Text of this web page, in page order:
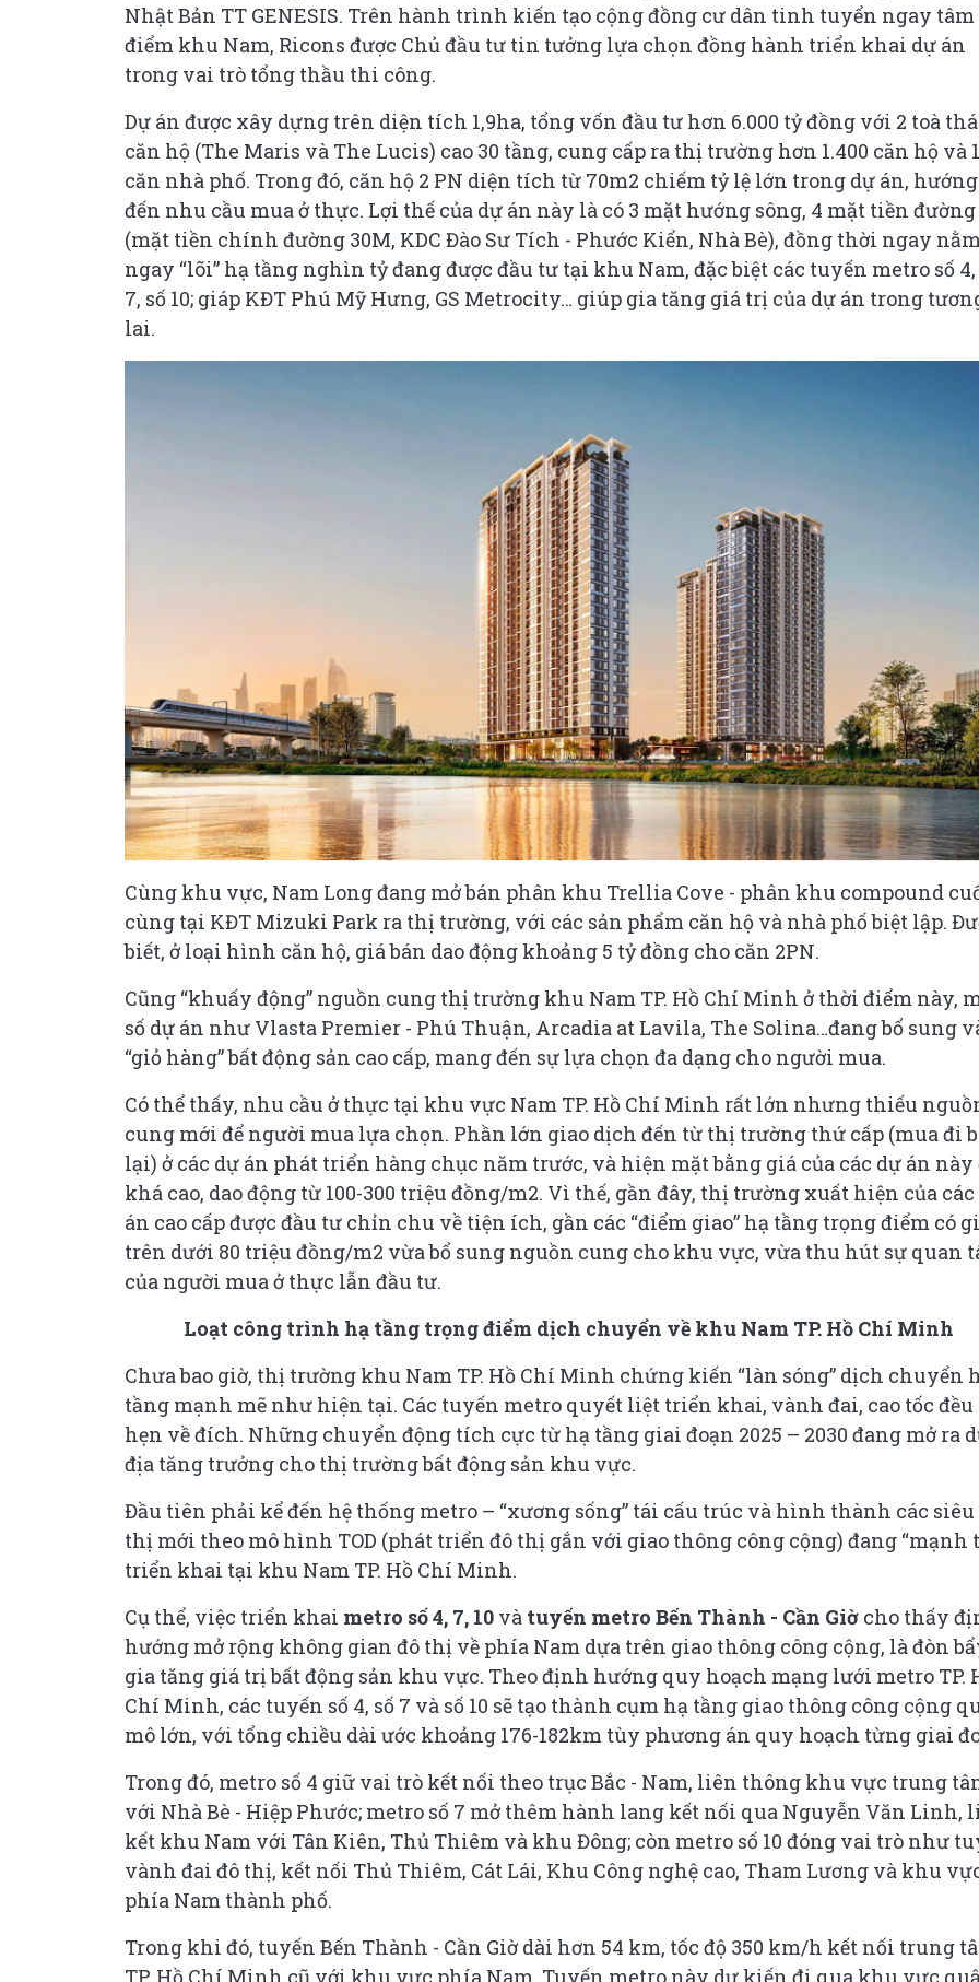
Nhật Bản TT GENESIS. Trên hành trình kiến tạo cộng đồng cư dân tinh tuyển ngay tâm
điểm khu Nam, Ricons được Chủ đầu tư tin tưởng lựa chọn đồng hành triển khai dự án
trong vai trò tổng thầu thi công.
Dự án được xây dựng trên diện tích 1,9ha, tổng vốn đầu tư hơn 6.000 tỷ đồng với 2 toà
căn hộ (The Maris và The Lucis) cao 30 tầng, cung cấp ra thị trường hơn 1.400 căn hộ và
căn nhà phố. Trong đó, căn hộ 2 PN diện tích từ 70m2 chiếm tỷ lệ lớn trong dự án, hướng
đến nhu cầu mua ở thực. Lợi thế của dự án này là có 3 mặt hướng sông, 4 mặt tiền đường
(mặt tiền chính đường 30M, KDC Đào Sư Tích - Phước Kiển, Nhà Bè), đồng thời ngay
ngay “lõi” hạ tầng nghìn tỷ đang được đầu tư tại khu Nam, đặc biệt các tuyến metro số 4,
7, số 10; giáp KĐT Phú Mỹ Hưng, GS Metrocity… giúp gia tăng giá trị của dự án trong
lai.
Cùng khu vực, Nam Long đang mở bán phân khu Trellia Cove - phân khu compound
cùng tại KĐT Mizuki Park ra thị trường, với các sản phẩm căn hộ và nhà phố biệt lập.
biết, ở loại hình căn hộ, giá bán dao động khoảng 5 tỷ đồng cho căn 2PN.
Cũng “khuấy động” nguồn cung thị trường khu Nam TP. Hồ Chí Minh ở thời điểm này,
số dự án như Vlasta Premier - Phú Thuận, Arcadia at Lavila, The Solina…đang bổ sung
“giỏ hàng” bất động sản cao cấp, mang đến sự lựa chọn đa dạng cho người mua.
Có thể thấy, nhu cầu ở thực tại khu vực Nam TP. Hồ Chí Minh rất lớn nhưng thiếu
cung mới để người mua lựa chọn. Phần lớn giao dịch đến từ thị trường thứ cấp (mua đi
lại) ở các dự án phát triển hàng chục năm trước, và hiện mặt bằng giá của các dự án này
khá cao, dao động từ 100-300 triệu đồng/m2. Vì thế, gần đây, thị trường xuất hiện của
án cao cấp được đầu tư chỉn chu về tiện ích, gần các “điểm giao” hạ tầng trọng điểm có
trên dưới 80 triệu đồng/m2 vừa bổ sung nguồn cung cho khu vực, vừa thu hút sự quan
của người mua ở thực lẫn đầu tư.
Loạt công trình hạ tầng trọng điểm dịch chuyển về khu Nam TP. Hồ Chí Minh
Chưa bao giờ, thị trường khu Nam TP. Hồ Chí Minh chứng kiến “làn sóng” dịch chuyển
tầng mạnh mẽ như hiện tại. Các tuyến metro quyết liệt triển khai, vành đai, cao tốc đều
hẹn về đích. Những chuyển động tích cực từ hạ tầng giai đoạn 2025 – 2030 đang mở ra
địa tăng trưởng cho thị trường bất động sản khu vực.
Đầu tiên phải kể đến hệ thống metro – “xương sống” tái cấu trúc và hình thành các siêu
thị mới theo mô hình TOD (phát triển đô thị gắn với giao thông công cộng) đang “mạnh
triển khai tại khu Nam TP. Hồ Chí Minh.
Cụ thể, việc triển khai metro số 4, 7, 10 và tuyến metro Bến Thành - Cần Giờ cho thấy
hướng mở rộng không gian đô thị về phía Nam dựa trên giao thông công cộng, là đòn
gia tăng giá trị bất động sản khu vực. Theo định hướng quy hoạch mạng lưới metro TP.
Chí Minh, các tuyến số 4, số 7 và số 10 sẽ tạo thành cụm hạ tầng giao thông công cộng
mô lớn, với tổng chiều dài ước khoảng 176-182km tùy phương án quy hoạch từng giai
Trong đó, metro số 4 giữ vai trò kết nối theo trục Bắc - Nam, liên thông khu vực trung
với Nhà Bè - Hiệp Phước; metro số 7 mở thêm hành lang kết nối qua Nguyễn Văn Linh,
kết khu Nam với Tân Kiên, Thủ Thiêm và khu Đông; còn metro số 10 đóng vai trò như
vành đai đô thị, kết nối Thủ Thiêm, Cát Lái, Khu Công nghệ cao, Tham Lương và khu
phía Nam thành phố.
Trong khi đó, tuyến Bến Thành - Cần Giờ dài hơn 54 km, tốc độ 350 km/h kết nối trung
TP. Hồ Chí Minh cũ với khu vực phía Nam. Tuyến metro này dự kiến đi qua khu vực